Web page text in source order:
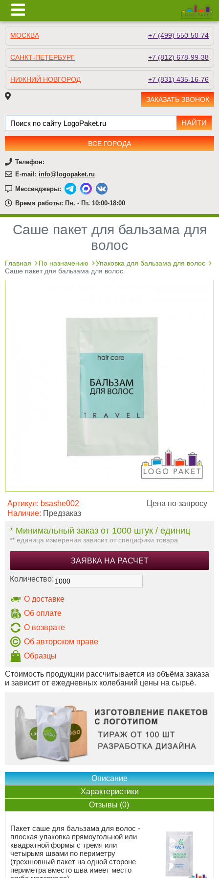
МОСКВА +7 (499) 550-50-74
САНКТ-ПЕТЕРБУРГ +7 (812) 678-99-38
НИЖНИЙ НОВГОРОД +7 (831) 435-16-76
ЗАКАЗАТЬ ЗВОНОК
ВСЕ ГОРОДА
Телефон:
E-mail: info@logopaket.ru
Мессенджеры:
Время работы: Пн. - Пт. 10:00-18:00
Саше пакет для бальзама для
волос
Главная По назначению
Упаковка для бальзама для волос
Саше пакет для бальзама для волос
Артикул: bsashe002
Наличие: Предзаказ
Цена по запросу
* Минимальный заказ от 1000 штук / единиц
** единица измерения зависит от специфики товара
ЗАЯВКА НА РАСЧЕТ
Количество:
О доставке
Об оплате
О возврате
Об авторском праве
Образцы
Стоимость продукции рассчитывается из объёма заказа
и зависит от ежедневных колебаний цены на сырьё.
Описание
Характеристики
Отзывы (0)
Пакет саше для бальзама для волос -
плоская упаковка прямоугольной или
квадратной формы с тремя или
четырьмя швами по периметру
(трехшовный пакет на одной стороне
периметра вместо шва имеет место